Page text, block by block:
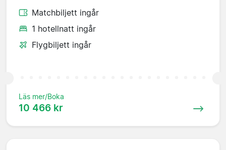
Matchbiljett ingår
1 hotellnatt ingår
Flygbiljett ingår
Läs mer/Boka
10 466 kr